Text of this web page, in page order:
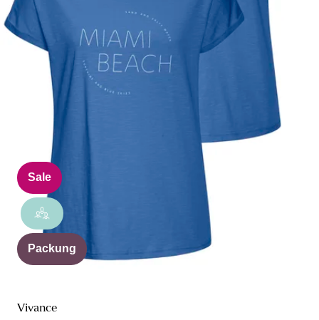
Sale
Packung
Vivance